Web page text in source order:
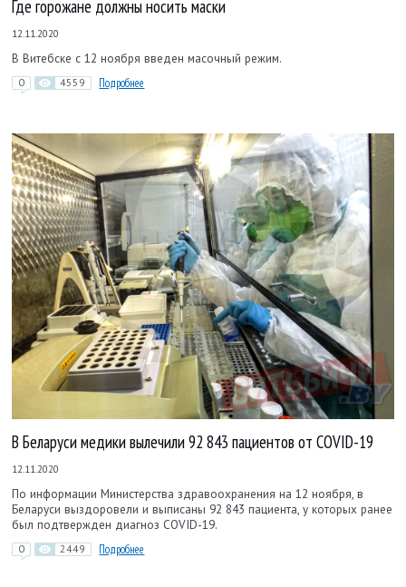
Где горожане должны носить маски
12.11.2020
В Витебске с 12 ноября введен масочный режим.
0 4559 Подробнее
В Беларуси медики вылечили 92 843 пациентов от COVID-19
12.11.2020
По информации Министерства здравоохранения на 12 ноября, в
Беларуси выздоровели и выписаны 92 843 пациента, у которых ранее
был подтвержден диагноз COVID-19.
0 2449 Подробнее